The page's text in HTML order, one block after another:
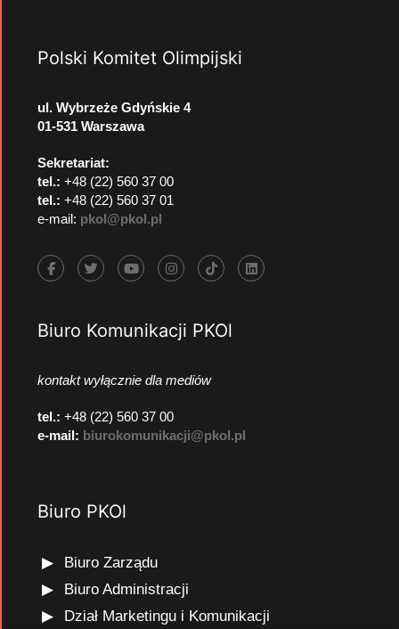
Polski Komitet Olimpijski
ul. Wybrzeże Gdyńskie 4
01-531 Warszawa
Sekretariat:
tel.: +48 (22) 560 37 00
tel.: +48 (22) 560 37 01
e-mail: pkol@pkol.pl
Biuro Komunikacji PKOl
kontakt wyłącznie dla mediów
tel.: +48 (22) 560 37 00
e-mail: biurokomunikacji@pkol.pl
Biuro PKOl
Biuro Zarządu
Biuro Administracji
Dział Marketingu i Komunikacji